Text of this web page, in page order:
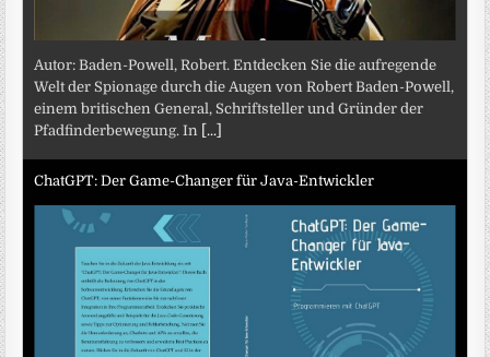
Autor: Baden-Powell, Robert. Entdecken Sie die aufregende
Welt der Spionage durch die Augen von Robert Baden-Powell,
einem britischen General, Schriftsteller und Gründer der
Pfadfinderbewegung. In
[...]
ChatGPT: Der Game-Changer für Java-Entwickler